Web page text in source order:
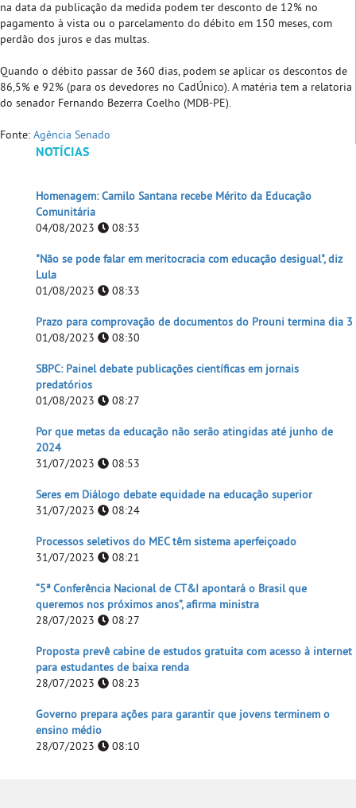
na data da publicação da medida podem ter desconto de 12% no
pagamento à vista ou o parcelamento do débito em 150 meses, com
perdão dos juros e das multas.
Quando o débito passar de 360 dias, podem se aplicar os descontos de
86,5% e 92% (para os devedores no CadÚnico). A matéria tem a relatoria
do senador Fernando Bezerra Coelho (MDB-PE).
Fonte: Agência Senado
NOTÍCIAS
Homenagem: Camilo Santana recebe Mérito da Educação
Comunitária
04/08/2023
08:33
"Não se pode falar em meritocracia com educação desigual", diz
Lula
01/08/2023
08:33
Prazo para comprovação de documentos do Prouni termina dia 3
01/08/2023
08:30
SBPC: Painel debate publicações científicas em jornais
predatórios
01/08/2023
08:27
Por que metas da educação não serão atingidas até junho de
2024
31/07/2023
08:53
Seres em Diálogo debate equidade na educação superior
31/07/2023
08:24
Processos seletivos do MEC têm sistema aperfeiçoado
31/07/2023
08:21
“5ª Conferência Nacional de CT&I apontará o Brasil que
queremos nos próximos anos”, afirma ministra
28/07/2023
08:27
Proposta prevê cabine de estudos gratuita com acesso à internet
para estudantes de baixa renda
28/07/2023
08:23
Governo prepara ações para garantir que jovens terminem o
ensino médio
28/07/2023
08:10